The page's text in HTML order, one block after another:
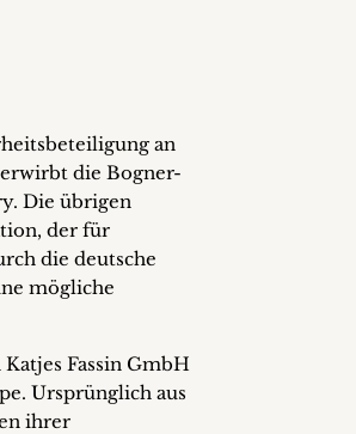
an
die Bogner-
Die übrigen
der für
die deutsche
mögliche
Fassin GmbH
Ursprünglich aus
ihrer